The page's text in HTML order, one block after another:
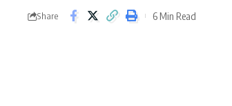
Share 6 Min Read